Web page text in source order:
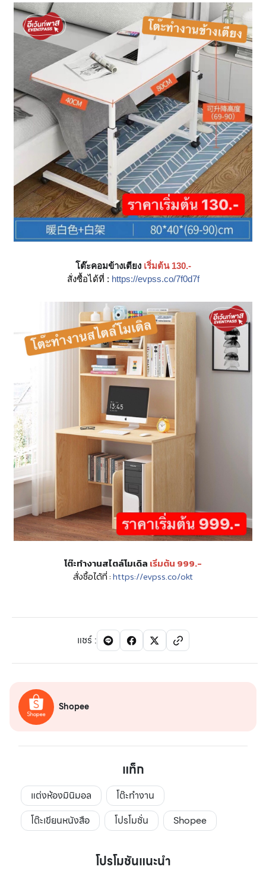
โต๊ะคอมข้างเตียง เริ่มต้น 130.-
สั่งซื้อได้ที่ : https://evpss.co/7f0d7f
โต๊ะทำงานสไตล์โมเดิล เริ่มต้น 999.-
สั่งซื้อได้ที่ :https://evpss.co/okt
แชร์:
Shopee
แท็ก
แต่งห้องมินิมอล
โต๊ะทำงาน
โต๊ะเขียนหนังสือ
โปรโมชั่น Shopee
โปรโมชันแนะนำ